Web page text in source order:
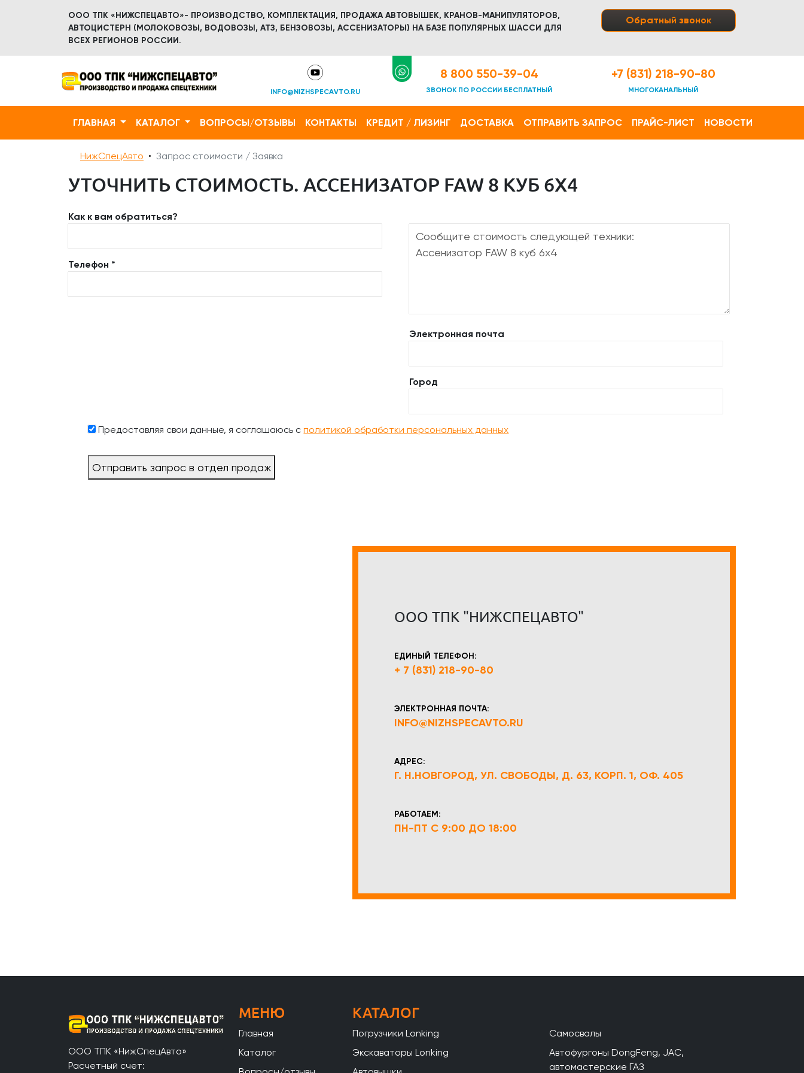
ООО ТПК «НИЖСПЕЦАВТО»- ПРОИЗВОДСТВО, КОМПЛЕКТАЦИЯ, ПРОДАЖА АВТОВЫШЕК, КРАНОВ-МАНИПУЛЯТОРОВ,
АВТОЦИСТЕРН (МОЛОКОВОЗЫ, ВОДОВОЗЫ, АТЗ, БЕНЗОВОЗЫ, АССЕНИЗАТОРЫ) НА БАЗЕ ПОПУЛЯРНЫХ ШАССИ ДЛЯ
ВСЕХ РЕГИОНОВ РОССИИ.
Обратный звонок
INFO@NIZHSPECAVTO.RU
8 800 550-39-04
ЗВОНОК ПО РОССИИ БЕСПЛАТНЫЙ
+7 (831) 218-90-80
МНОГОКАНАЛЬНЫЙ
ГЛАВНАЯ КАТАЛОГ ВОПРОСЫ/ОТЗЫВЫ КОНТАКТЫ КРЕДИТ / ЛИЗИНГ ДОСТАВКА ОТПРАВИТЬ ЗАПРОС ПРАЙС-ЛИСТ НОВОСТИ
НижСпецАвто Запрос стоимости / Заявка
УТОЧНИТЬ СТОИМОСТЬ. АССЕНИЗАТОР FAW 8 КУБ 6Х4
Как к вам обратиться?
Телефон *
Электронная почта
Город
Предоставляя свои данные, я соглашаюсь сполитикой обработки персональных данных
Отправить запрос в отдел продаж
ООО ТПК "НИЖСПЕЦАВТО"
ЕДИНЫЙ ТЕЛЕФОН:
+ 7 (831) 218-90-80
ЭЛЕКТРОННАЯ ПОЧТА:
INFO@NIZHSPECAVTO.RU
АДРЕС:
Г. Н.НОВГОРОД, УЛ. СВОБОДЫ, Д. 63, КОРП. 1, ОФ. 405
РАБОТАЕМ:
ПН-ПТ С 9:00 ДО 18:00
ООО ТПК «НижСпецАвто»
Расчетный счет:
МЕНЮ
Главная
Каталог
КАТАЛОГ
Погрузчики Lonking
Экскаваторы Lonking
Самосвалы
Автофургоны DongFeng, JAC,
автомастерские ГАЗ